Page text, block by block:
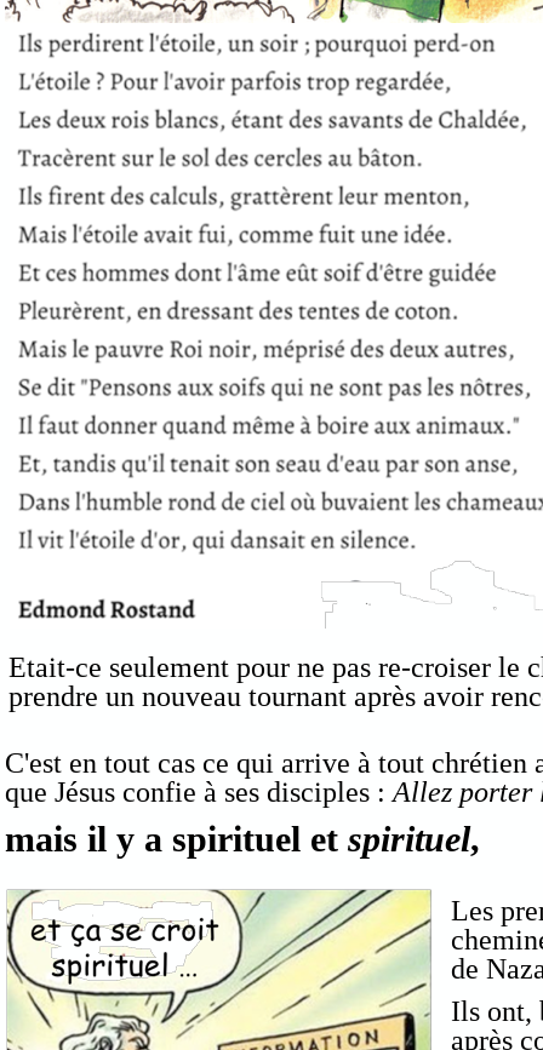
Etait-ce seulement pour ne pas re-croiser le
prendre un nouveau tournant après avoir
C'est en tout cas ce qui arrive à tout
que Jésus confie à ses disciples :Allez porter
mais il y a spirituel etspirituel,
Les
de
Ils ont,
après